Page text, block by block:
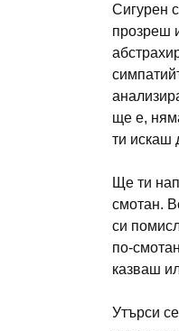
Сигурен
прозреш
ще е,
ти искаш
Ще ти
смотан.
си
по-
казваш
Утърси